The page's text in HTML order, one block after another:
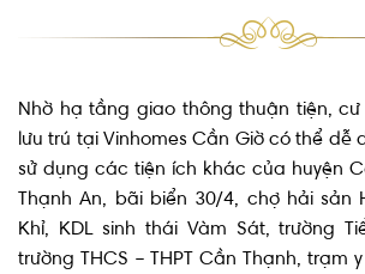
lưu trú tại Vinhomes Cần Giờ có thể dễ
sử dụng các tiện ích khác của huyện
Thạnh An, bãi biển 30/4, chợ hải sản
Khỉ, KDL sinh thái Vàm Sát, trường
trường THCS – THPT Cần Thạnh, trạm
Công an huyện Cần Giờ…Đặc biệt